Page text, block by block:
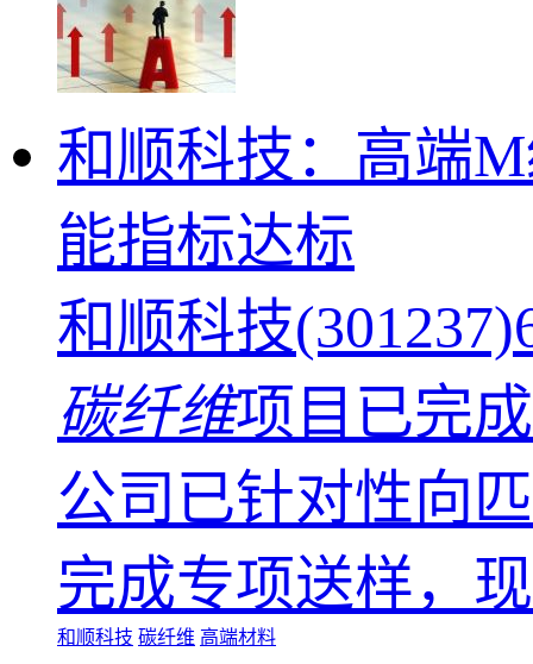
和顺科技：高端
能指标达标
和顺科技
碳纤维项目已完
公司已针对性向
完成专项送样，
和顺科技 碳纤维 高端材料